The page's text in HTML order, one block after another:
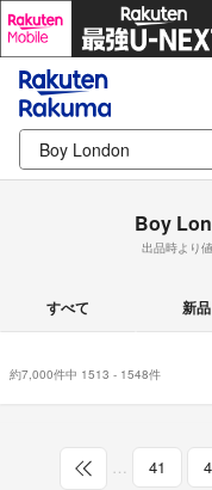
Boy
出品時より
すべて 新品
約7,000件中 1513 - 1548件
41